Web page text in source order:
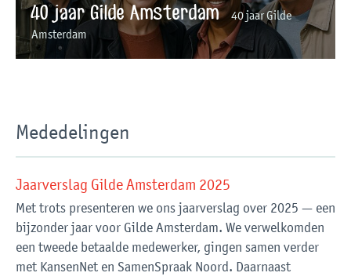
40 jaar Gilde Amsterdam
40 jaar Gilde
Amsterdam
Mededelingen
Jaarverslag Gilde Amsterdam 2025
Met trots presenteren we ons jaarverslag over 2025 — een
bijzonder jaar voor Gilde Amsterdam. We verwelkomden
een tweede betaalde medewerker, gingen samen verder
met KansenNet en SamenSpraak Noord. Daarnaast